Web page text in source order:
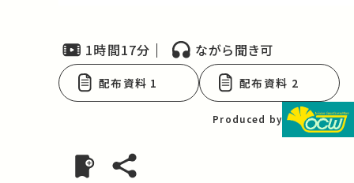
1時間17分 ながら聞き可
配布資料 1 配布資料 2
Produced by